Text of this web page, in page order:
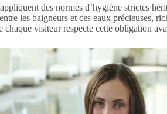
des normes d’hygiène strictes
les baigneurs et ces eaux précieuses,
visiteur respecte cette obligation